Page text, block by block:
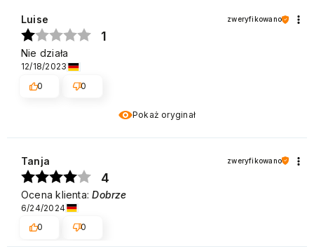
Pokaż oryginał
Luise zweryfikowano
1
Nie działa
12/18/2023
0
0
Tanja zweryfikowano
4
Ocena klienta:Dobrze
6/24/2024
0
0